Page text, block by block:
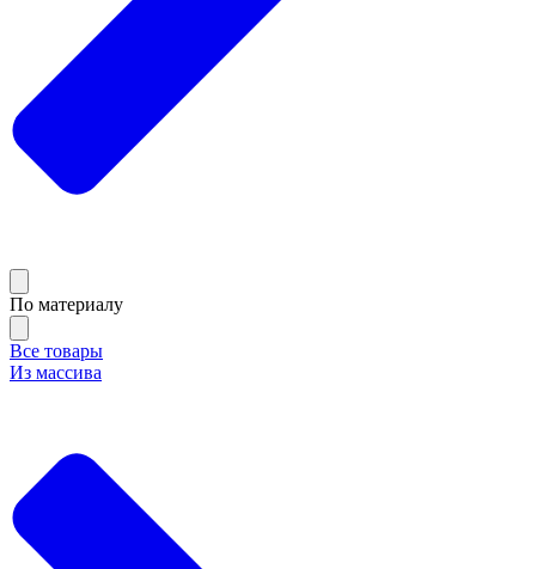
По материалу
Все товары
Из массива